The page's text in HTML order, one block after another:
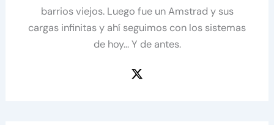
barrios viejos. Luego fue un Amstrad y sus
cargas infinitas y ahí seguimos con los sistemas
de hoy... Y de antes.